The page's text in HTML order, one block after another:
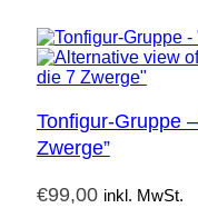
Tonfigur-Gruppe
Zwerge”
€99,00 inkl. MwSt.